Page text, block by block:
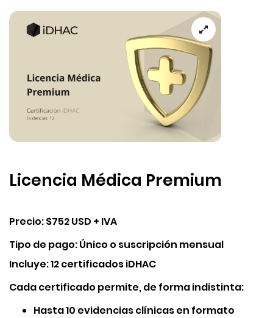
Licencia Médica Premium
Precio: $752 USD + IVA
Tipo de pago: Único o suscripción mensual
Incluye: 12 certificados iDHAC
Cada certificado permite, de forma indistinta:
Hasta 10 evidencias clínicas en formato